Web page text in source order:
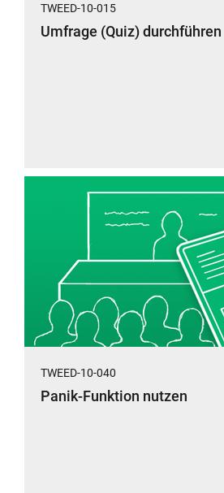
TWEED-10-015
Umfrage (Quiz) durchführen
TWEED-10-040
Panik-Funktion nutzen